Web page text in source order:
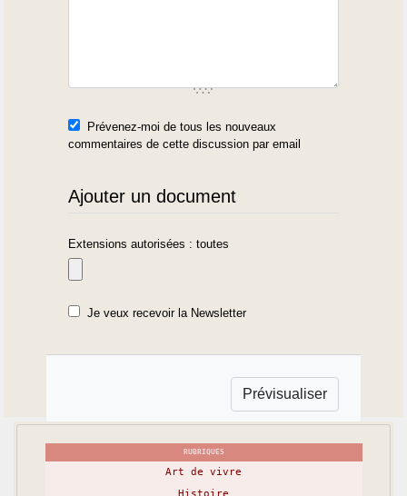
Prévenez-moi de tous les nouveaux
commentaires de cette discussion par email
Ajouter un document
Extensions autorisées : toutes
Je veux recevoir la Newsletter
RUBRIQUES
Art de vivre
Histoire